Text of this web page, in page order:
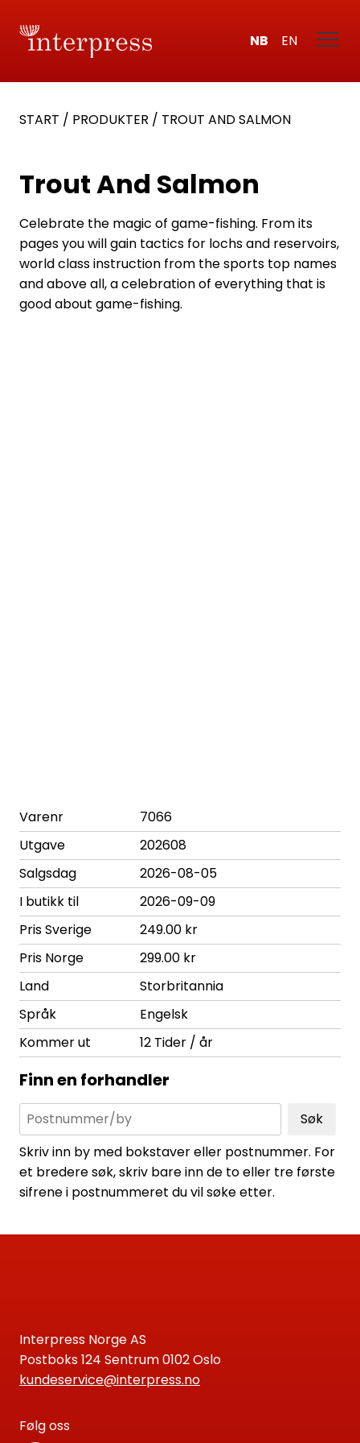
NB EN
START / PRODUKTER / TROUT AND SALMON
Trout And Salmon
Celebrate the magic of game-fishing. From its
pages you will gain tactics for lochs and reservoirs,
world class instruction from the sports top names
and above all, a celebration of everything that is
good about game-fishing.
Varenr
7066
Utgave
202608
Salgsdag
2026-08-05
I butikk til
2026-09-09
Pris Sverige
249.00 kr
Pris Norge
299.00 kr
Land
Storbritannia
Språk
Engelsk
Kommer ut
12 Tider / år
Finn en forhandler
Søk
Skriv inn by med bokstaver eller postnummer. For
et bredere søk, skriv bare inn de to eller tre første
sifrene i postnummeret du vil søke etter.
Interpress Norge AS
Postboks 124 Sentrum 0102 Oslo
kundeservice@interpress.no
Følg oss